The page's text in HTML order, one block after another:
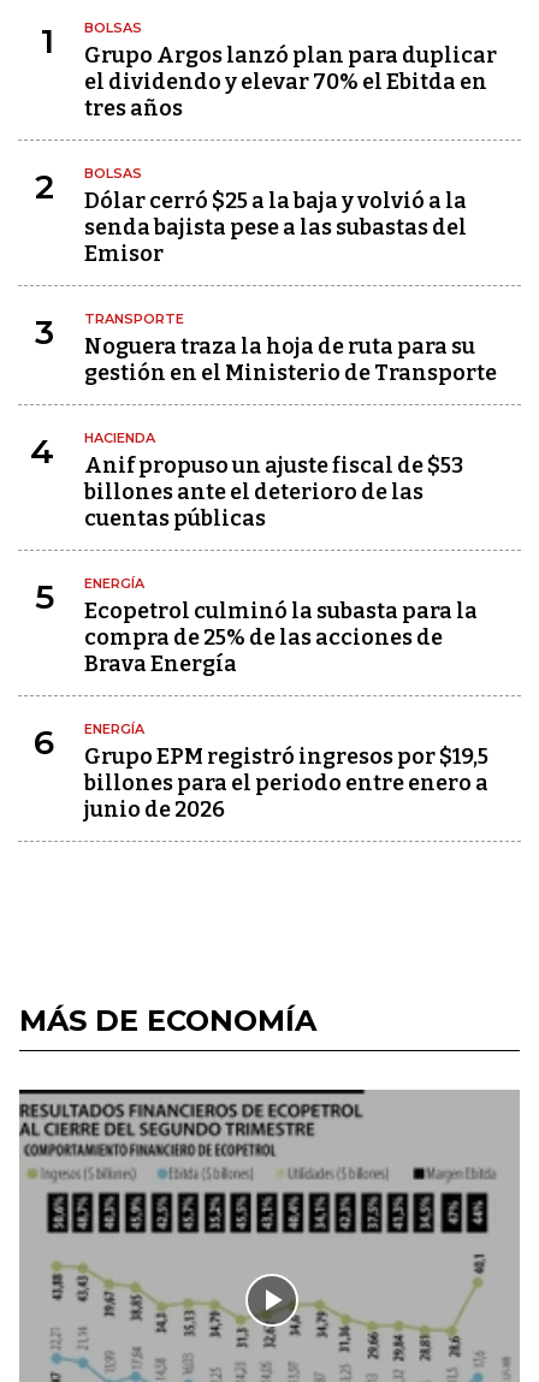
1 BOLSAS
Grupo Argos lanzó plan para duplicar
el dividendo y elevar 70% el Ebitda en
tres años
2 BOLSAS
Dólar cerró $25 a la baja y volvió a la
senda bajista pese a las subastas del
Emisor
3 TRANSPORTE
Noguera traza la hoja de ruta para su
gestión en el Ministerio de Transporte
4 HACIENDA
Anif propuso un ajuste fiscal de $53
billones ante el deterioro de las
cuentas públicas
5 ENERGÍA
Ecopetrol culminó la subasta para la
compra de 25% de las acciones de
Brava Energía
6 ENERGÍA
Grupo EPM registró ingresos por $19,5
billones para el periodo entre enero a
junio de 2026
MÁS DE ECONOMÍA